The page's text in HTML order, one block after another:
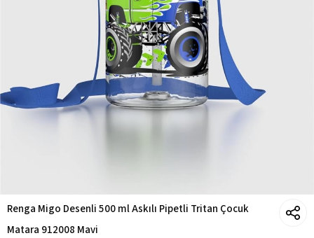
Renga Migo Desenli 500 ml Askılı Pipetli Tritan Çocuk
Matara 912008 Mavi